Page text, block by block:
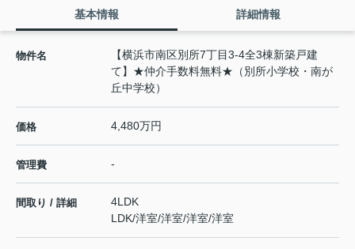
基本情報 詳細情報
物件名
【横浜市南区別所7丁目3-4全3棟新築戸建
て】★仲介手数料無料★（別所小学校・南が
丘中学校）
価格 4,480万円
管理費 -
間取り / 詳細
4LDK
LDK/洋室/洋室/洋室/洋室